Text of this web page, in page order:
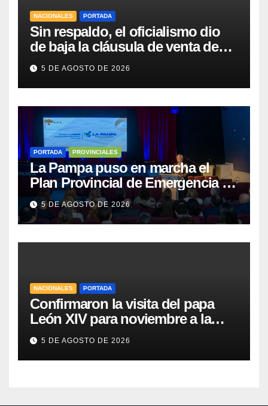
NACIONALES PORTADA
Sin respaldo, el oficialismo dio
de baja la cláusula de venta de
tierras a extranjeros para salvar la
sesión
5 DE AGOSTO DE 2026
PORTADA PROVINCIALES
La Pampa puso en marcha el
Plan Provincial de Emergencia en
Salud Mental
5 DE AGOSTO DE 2026
NACIONALES PORTADA
Confirmaron la visita del papa
León XIV para noviembre a la
Argentina
5 DE AGOSTO DE 2026